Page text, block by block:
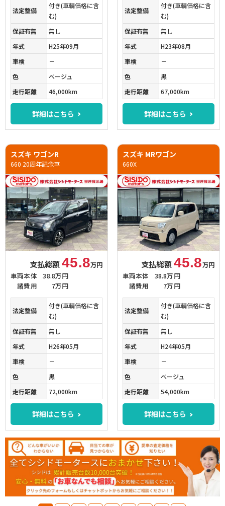
法定整備
付き(車輌価格に含
む)
保証有無
無し
年式
H25年09月
車検
－
色
ベージュ
走行距離
46,000km
詳細はこちら
法定整備
付き(車輌価格に含
む)
保証有無
無し
年式
H23年08月
車検
－
色
黒
走行距離
67,000km
詳細はこちら
スズキ ワゴンR
660 20周年記念車
支払総額45.8万円
車両本体
38.8万円
諸費用
7万円
法定整備
付き(車輌価格に含
む)
保証有無
無し
年式
H26年05月
車検
－
色
黒
走行距離
72,000km
詳細はこちら
スズキ MRワゴン
660X
支払総額45.8万円
車両本体
38.8万円
諸費用
7万円
法定整備
付き(車輌価格に含
む)
保証有無
無し
年式
H24年05月
車検
－
色
ベージュ
走行距離
54,000km
詳細はこちら